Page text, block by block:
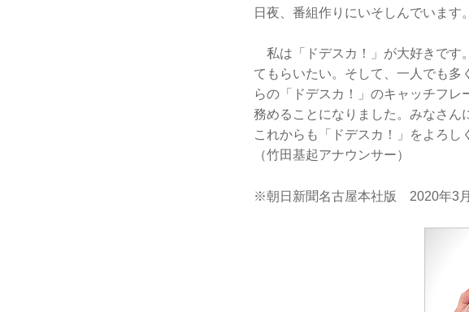
日夜、番組作りにいそしんでいます。
私は「ドデスカ！」が大好きです
てもらいたい。そして、一人でも
らの「ドデスカ！」のキャッチフ
務めることになりました。みなさん
これからも「ドデスカ！」をよろし
（竹田基起アナウンサー）
※朝日新聞名古屋本社版 2020年3月